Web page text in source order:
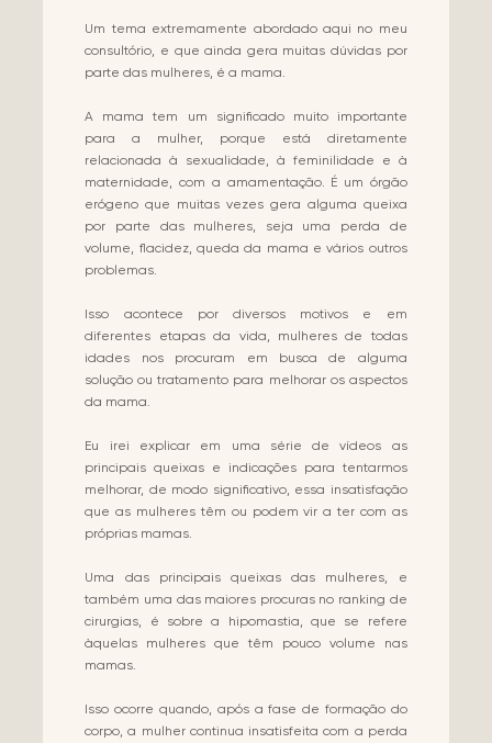
Um tema extremamente abordado aqui no meu
consultório, e que ainda gera muitas dúvidas por
parte das mulheres, é a mama.
A mama tem um significado muito importante
para a mulher, porque está diretamente
relacionada à sexualidade, à feminilidade e à
maternidade, com a amamentação. É um órgão
erógeno que muitas vezes gera alguma queixa
por parte das mulheres, seja uma perda de
volume, flacidez, queda da mama e vários outros
problemas.
Isso acontece por diversos motivos e em
diferentes etapas da vida, mulheres de todas
idades nos procuram em busca de alguma
solução ou tratamento para melhorar os aspectos
da mama.
Eu irei explicar em uma série de vídeos as
principais queixas e indicações para tentarmos
melhorar, de modo significativo, essa insatisfação
que as mulheres têm ou podem vir a ter com as
próprias mamas.
Uma das principais queixas das mulheres, e
também uma das maiores procuras no ranking de
cirurgias, é sobre a hipomastia, que se refere
àquelas mulheres que têm pouco volume nas
mamas.
Isso ocorre quando, após a fase de formação do
corpo, a mulher continua insatisfeita com a perda